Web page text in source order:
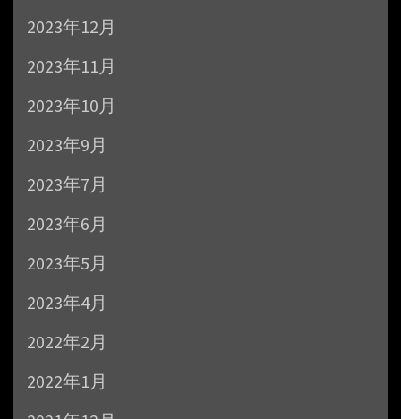
2023年12月
2023年11月
2023年10月
2023年9月
2023年7月
2023年6月
2023年5月
2023年4月
2022年2月
2022年1月